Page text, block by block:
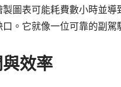
圖表可能耗費數小時並
。它就像一位可靠的副駕
效率